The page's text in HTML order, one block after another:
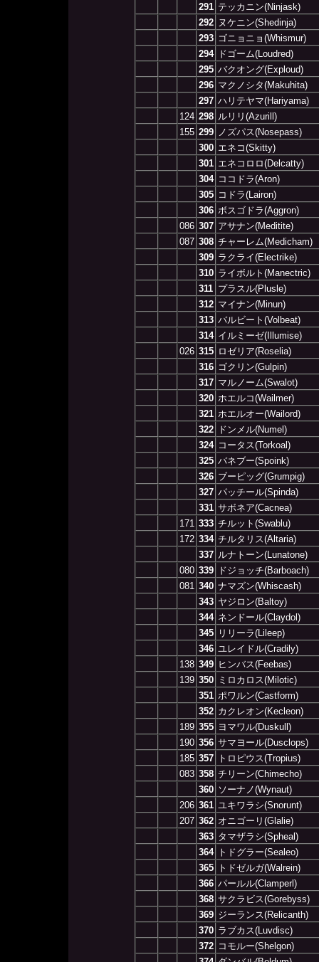
291 テッカニン(Ninjask)
292 ヌケニン(Shedinja)
293 ゴニョニョ(Whismur)
294
ドゴーム(Loudred)
295 バクオング(Exploud)
296 マクノシタ(Makuhita)
297 ハリテヤマ(Hariyama)
124 298 ルリリ(Azurill)
155 299
ノズパス(Nosepass)
300 エネコ(Skitty)
301 エネコロロ(Delcatty)
304 ココドラ(Aron)
305 コドラ(Lairon)
306 ボスゴドラ(Aggron)
086 307 アサナン(Meditite)
087 308 チャーレム(Medicham)
309 ラクライ(Electrike)
310 ライボルト(Manectric)
311 プラスル(Plusle)
312 マイナン(Minun)
313 バルビート(Volbeat)
314 イルミーゼ(Illumise)
026 315 ロゼリア(Roselia)
316 ゴクリン(Gulpin)
317 マルノーム(Swalot)
320 ホエルコ(Wailmer)
321 ホエルオー(Wailord)
322
ドンメル(Numel)
324 コータス(Torkoal)
325 バネブー(Spoink)
326 ブーピッグ(Grumpig)
327 パッチール(Spinda)
331 サボネア(Cacnea)
171 333 チルット(Swablu)
172 334 チルタリス(Altaria)
337 ルナトーン(Lunatone)
080 339
ドジョッチ(Barboach)
081 340 ナマズン(Whiscash)
343 ヤジロン(Baltoy)
344 ネンドール(Claydol)
345
リリーラ(Lileep)
346 ユレイドル(Cradily)
138 349 ヒンバス(Feebas)
139 350
ミロカロス(Milotic)
351 ポワルン(Castform)
352 カクレオン(Kecleon)
189 355 ヨマワル(Duskull)
190 356 サマヨール(Dusclops)
185 357
トロピウス(Tropius)
083 358 チリーン(Chimecho)
360 ソーナノ(Wynaut)
206 361 ユキワラシ(Snorunt)
207 362 オニゴーリ(Glalie)
363 タマザラシ(Spheal)
364
トドグラー(Sealeo)
365
トドゼルガ(Walrein)
366 パールル(Clamperl)
368 サクラビス(Gorebyss)
369 ジーランス(Relicanth)
370 ラブカス(Luvdisc)
372 コモルー(Shelgon)